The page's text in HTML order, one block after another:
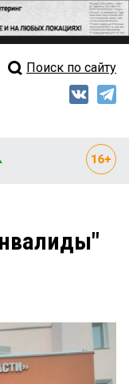
выпуск
Поиск по сайту